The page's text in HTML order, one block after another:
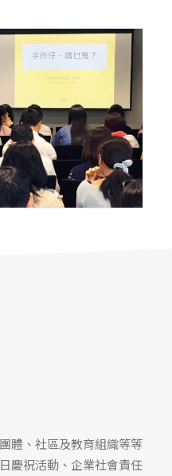
體、社區及教育組織等等
慶祝活動、企業社會責任